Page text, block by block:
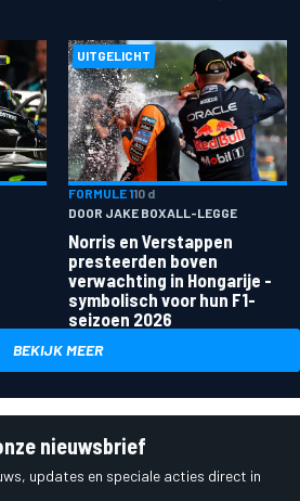
UITGELICHT
FORMULE 110 d
DOOR JAKE BOXALL-LEGGE
Norris en Verstappen
presteerden boven
verwachting in Hongarije -
symbolisch voor hun F1-
seizoen 2026
BEKIJK MEER
nieuwsbrief
updates en speciale acties direct in